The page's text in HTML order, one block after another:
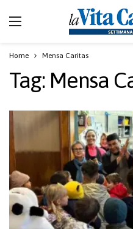
Home Mensa Caritas
Tag: Mensa